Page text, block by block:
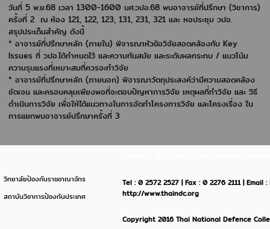
วันที่ 5 พ.ย.68 เวลา 1300-1600นศ.วปอ.68 พบอาจารย์ที่ปรึกษา (วิชาการ)
ครั้งที่ 2 ณ ห้อง 121, 122, 123, 131, 231, 321 และ หอประชุม วปอ.
สรุปประเด็นสำคัญ ดังนี้
* อาจารย์ที่ปรึกษาหลัก (ภายใน) พิจารณาหัวข้อวิจัยสอดคล้องกับ Key
Issues ที่ วปอ.ได้กำหนดไว้ และความทันสมัย และระดับผลกระทบ / แนวโน้ม
ความรุนแรงที่เหมาะสมที่ควรจะทำวิจัย
* อาจารย์ที่ปรึกษาหลัก (ภายนอก) พิจารณาวัตถุประสงค์ว่ามีความสอดคล้อง
ชัดเจน และครอบคลุมเพียงพอที่จะตอบปัญหาการวิจัย เหตุผลที่ทำวิจัย และ วิธี
ดำเนินการวิจัย เพื่อให้ได้แนวทางในการจัดทำโครงการวิจัย และโครงเรื่อง ใน
การแยกพบอาจารย์ปรึกษาครั้งที่ 3
วิทยาลัยป้องกันราชอาณาจักร
สถาบันวิชาการป้องกันประเทศ
Tel : 0 2572 2527 | Fax : 0 2276 2111 |
http://www.thaindc.org
Copyright 2016 Thai National Defence